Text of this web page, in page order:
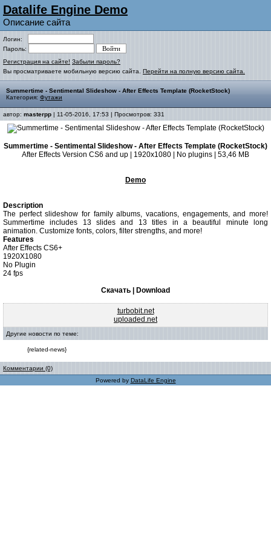
Datalife Engine Demo
Описание сайта
Логин:
Пароль:
Регистрация на сайте! Забыли пароль?
Вы просматриваете мобильную версию сайта. Перейти на полную версию сайта.
Summertime - Sentimental Slideshow - After Effects Template (RocketStock)
Категория: Футажи
автор: masterpp | 11-05-2016, 17:53 | Просмотров: 331
Summertime - Sentimental Slideshow - After Effects Template (RocketStock)
After Effects Version CS6 and up | 1920x1080 | No plugins | 53,46 MB
Demo
Description
The perfect slideshow for family albums, vacations, engagements, and more!
Summertime includes 13 slides and 13 titles in a beautiful minute long
animation. Customize fonts, colors, filter strengths, and more!
Features
After Effects CS6+
1920X1080
No Plugin
24 fps
Скачать | Download
turbobit.net
uploaded.net
Другие новости по теме:
{related-news}
Комментарии (0)
Powered by DataLife Engine